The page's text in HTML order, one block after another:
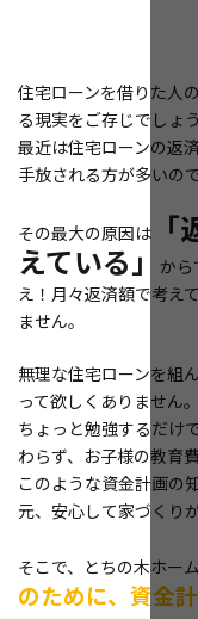
住宅ローンを借りた人
る現実をご存じでしょ
最近は住宅ローンの返
手放される方が多いので
その最大の原因は
えている」
から
え！月々返済額で考え
ません。
無理な住宅ローンを組
って欲しくありません。
ちょっと勉強するだけ
わらず、お子様の教育
このような資金計画の
元、安心して家づくり
そこで、とちの木ホーム
のために、資金